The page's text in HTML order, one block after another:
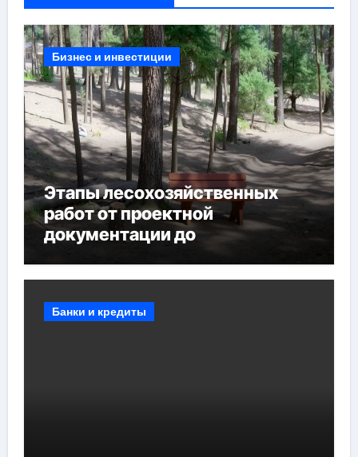
Бизнес и инвестиции
Этапы лесохозяйственных
работ от проектной
документации до
мероприятий и обустройства
Банки и кредиты